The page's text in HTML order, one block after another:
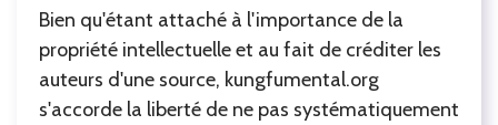
Bien qu'étant attaché à l'importance de la
propriété intellectuelle et au fait de créditer les
auteurs d'une source, kungfumental.org
s'accorde la liberté de ne pas systématiquement